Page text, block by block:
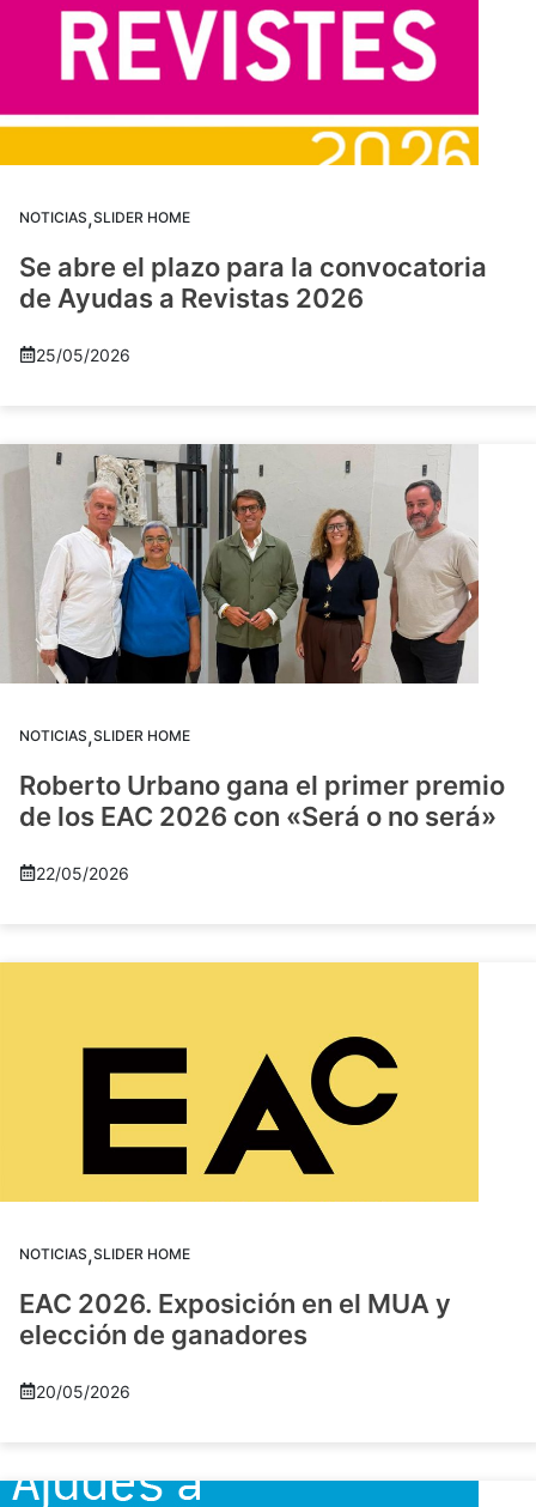
NOTICIAS,SLIDER HOME
Se abre el plazo para la convocatoria
de Ayudas a Revistas 2026
25/05/2026
NOTICIAS,SLIDER HOME
Roberto Urbano gana el primer premio
de los EAC 2026 con «Será o no será»
22/05/2026
NOTICIAS,SLIDER HOME
EAC 2026. Exposición en el MUA y
elección de ganadores
20/05/2026